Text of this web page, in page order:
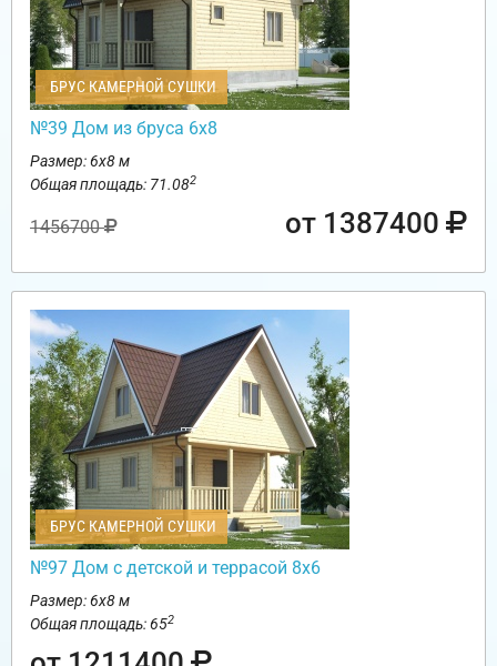
БРУС КАМЕРНОЙ СУШКИ
№39 Дом из бруса 6х8
Размер: 6х8 м
Общая площадь: 71.082
1456700 от 1387400
БРУС КАМЕРНОЙ СУШКИ
№97 Дом с детской и террасой 8х6
Размер: 6х8 м
Общая площадь: 652